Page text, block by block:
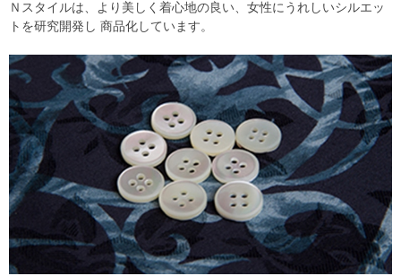
Ｎスタイルは、より美しく着心地の良い、女性にうれしいシルエッ
トを研究開発し 商品化しています。